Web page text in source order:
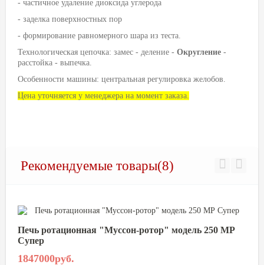
- частичное удаление диоксида углерода
- заделка поверхностных пор
- формирование равномерного шара из теста.
Технологическая цепочка: замес - деление - Округление -
расстойка - выпечка.
Особенности машины: центральная регулировка желобов.
Цена уточняется у менеджера на момент заказа.
Рекомендуемые товары(8)
Печь ротационная "Муссон-ротор" модель 250 МР
Супер
1847000руб.